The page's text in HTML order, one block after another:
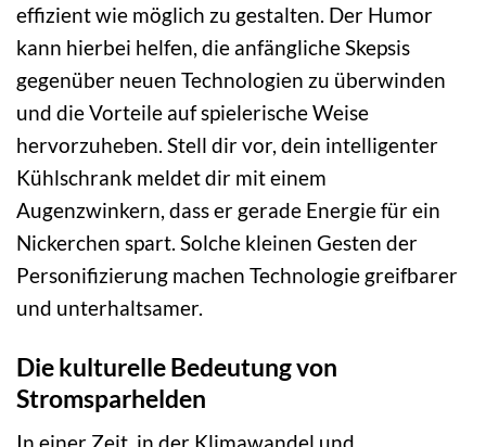
effizient wie möglich zu gestalten. Der Humor
kann hierbei helfen, die anfängliche Skepsis
gegenüber neuen Technologien zu überwinden
und die Vorteile auf spielerische Weise
hervorzuheben. Stell dir vor, dein intelligenter
Kühlschrank meldet dir mit einem
Augenzwinkern, dass er gerade Energie für ein
Nickerchen spart. Solche kleinen Gesten der
Personifizierung machen Technologie greifbarer
und unterhaltsamer.
Die kulturelle Bedeutung von
Stromsparhelden